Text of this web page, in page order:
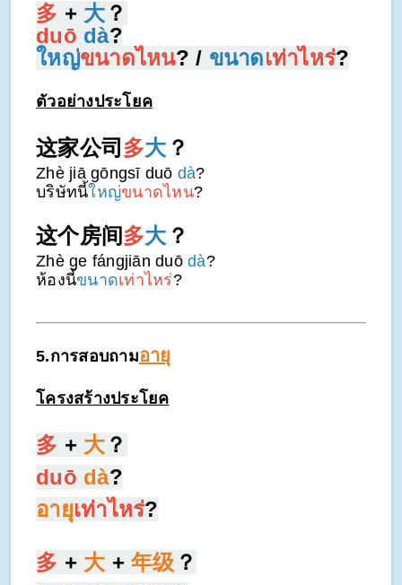
多 + 大 ？
duō dà?
ใหญ่ขนาดไหน? / ขนาดเท่าไหร่?
ตัวอย่างประโยค
这家公司 多大 ？
Zhè jiā gōngsī duō dà?
บริษัทนี้ใหญ่ขนาดไหน?
这个房间多大 ？
Zhè ge fángjiān duō dà?
ห้องนี้ขนาดเท่าไหร่?
5.การสอบถามอายุ
โครงสร้างประโยค
多 + 大 ？
duō dà?
อายุเท่าไหร่?
多 + 大 + 年级 ？